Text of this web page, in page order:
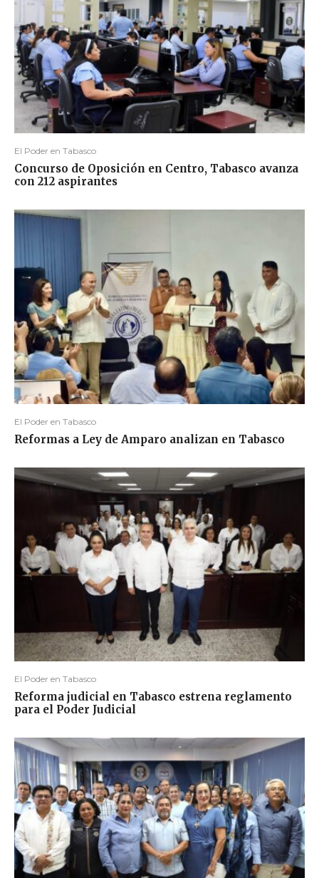
El Poder en Tabasco
Concurso de Oposición en Centro, Tabasco avanza
con 212 aspirantes
El Poder en Tabasco
Reformas a Ley de Amparo analizan en Tabasco
El Poder en Tabasco
Reforma judicial en Tabasco estrena reglamento
para el Poder Judicial